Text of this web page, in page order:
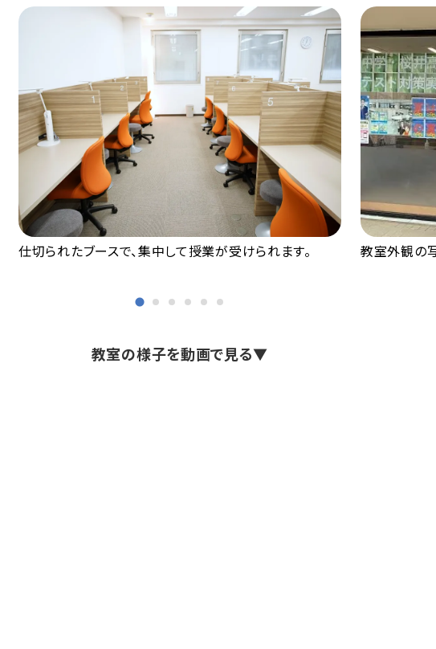
仕切られたブースで、集中して授業が受けられます。 教室外観の写
教室の様子を動画で見る▼